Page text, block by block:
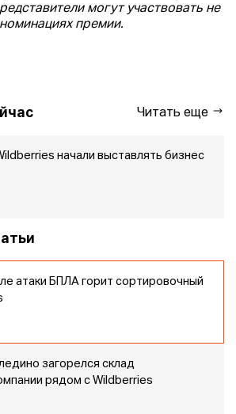
могут участвовать не
премии.
Читать еще
начали выставлять бизнес
атаки БПЛА горит сортировочный
загорелся склад
рядом с Wildberries